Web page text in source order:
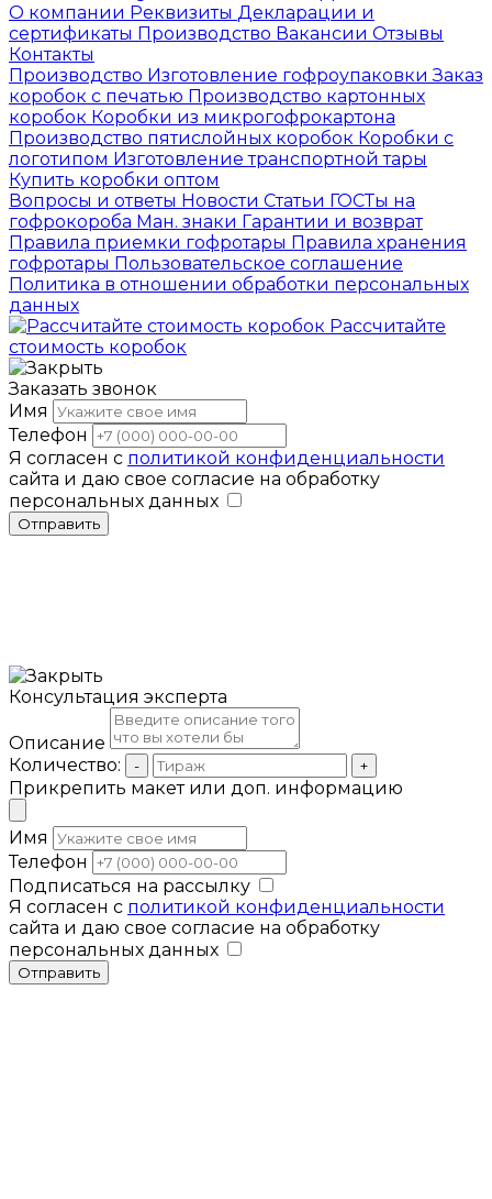
О компании Реквизиты Декларации и
сертификаты Производство Вакансии Отзывы
Контакты
Производство Изготовление гофроупаковкиЗаказ
коробок с печатью Производство картонных
коробок Коробки из микрогофрокартона
Производство пятислойных коробок Коробки с
логотипом Изготовление транспортной тары
Купить коробки оптом
Вопросы и ответы Новости Статьи ГОСТы на
гофрокороба Ман. знаки Гарантии и возврат
Правила приемки гофротары Правила хранения
гофротары Пользовательское соглашение
Политика в отношении обработки персональных
данных
Рассчитайте
стоимость коробок
Заказать звонок
Имя
Телефон
Я согласен с политикой конфиденциальности
сайта и даю свое согласие на обработку
персональных данных
Отправить
Консультация эксперта
Описание
Количество:
- +
Прикрепить макет или доп. информацию
Имя
Телефон
Подписаться на рассылку
Я согласен с политикой конфиденциальности
сайта и даю свое согласие на обработку
персональных данных
Отправить